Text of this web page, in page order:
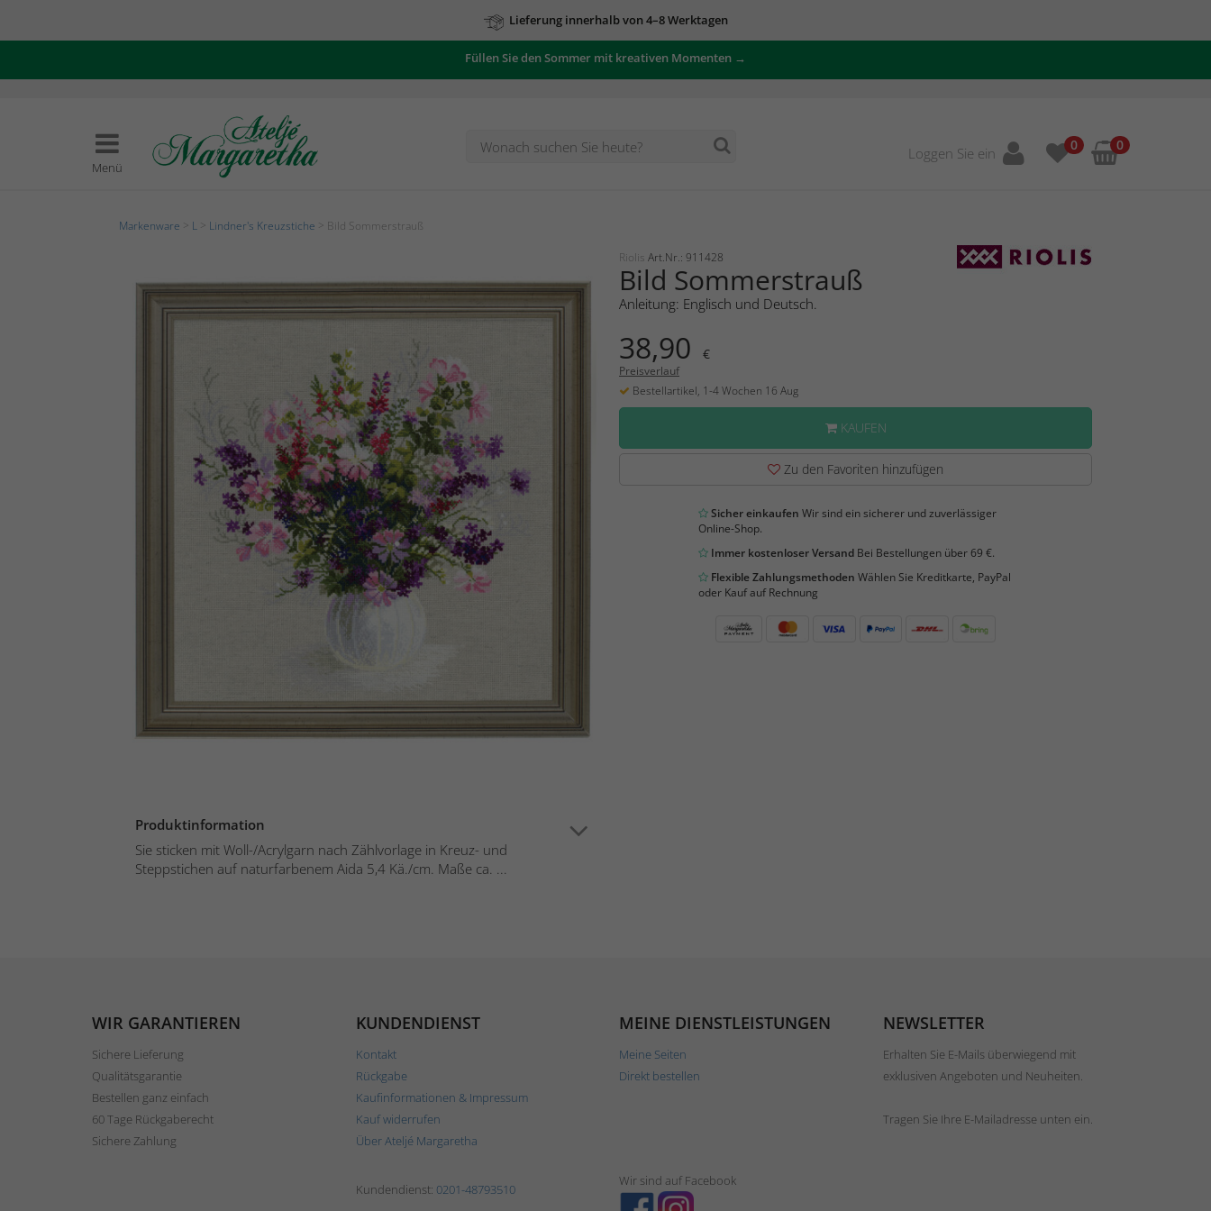
Lieferung innerhalb von 4–8 Werktagen
Füllen Sie den Sommer mit kreativen Momenten →
Menü
Loggen Sie ein 0 0
Markenware L Lindner's Kreuzstiche > Bild Sommerstrauß
Produktinformation
Sie sticken mit Woll-/Acrylgarn nach Zählvorlage in Kreuz- und
Steppstichen auf naturfarbenem Aida 5,4 Kä./cm. Maße ca. ...
Riolis Art.Nr.: 911428
Bild Sommerstrauß
Anleitung: Englisch und Deutsch.
38,90 €
Preisverlauf
Bestellartikel, 1-4 Wochen 16 Aug
KAUFEN
Zu den Favoriten hinzufügen
Sicher einkaufen Wir sind ein sicherer und zuverlässiger
Online-Shop.
Immer kostenloser VersandBei Bestellungen über 69 €.
Flexible Zahlungsmethoden Wählen Sie Kreditkarte, PayPal
oder Kauf auf Rechnung
WIR GARANTIEREN
Sichere Lieferung
Qualitätsgarantie
Bestellen ganz einfach
60 Tage Rückgaberecht
Sichere Zahlung
KUNDENDIENST
Kontakt
Rückgabe
Kaufinformationen & Impressum
Kauf widerrufen
Über Ateljé Margaretha
MEINE DIENSTLEISTUNGEN
Meine Seiten
Direkt bestellen
NEWSLETTER
Erhalten Sie E-Mails überwiegend mit
exklusiven Angeboten und Neuheiten.
Tragen Sie Ihre E-Mailadresse unten ein.
Kundendienst: 0201-48793510
Wir sind auf Facebook